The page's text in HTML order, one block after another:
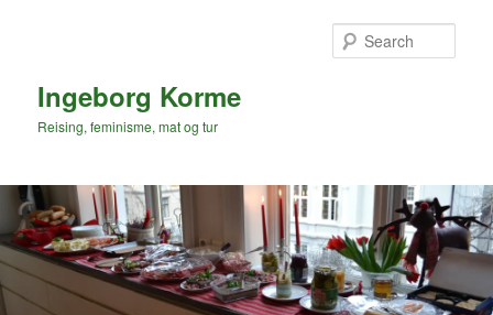
Ingeborg Korme
Reising, feminisme, mat og tur